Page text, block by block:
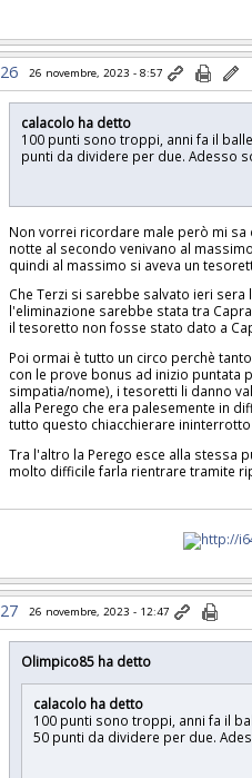
26 26 novembre, 2023 - 8:57
calacolo ha detto
100 punti sono troppi, anni fa il
punti da dividere per due. Adesso
Non vorrei ricordare male però mi
notte al secondo venivano al
quindi al massimo si aveva un
Che Terzi si sarebbe salvato ieri
l'eliminazione sarebbe stata tra
il tesoretto non fosse stato dato a
Poi ormai è tutto un circo perchè
con le prove bonus ad inizio puntata
simpatia/nome), i tesoretti li danno
alla Perego che era palesemente in
tutto questo chiacchierare
Tra l'altro la Perego esce alla stessa
molto difficile farla rientrare tramite
27 26 novembre, 2023 - 12:47
Olimpico85 ha detto
calacolo ha detto
100 punti sono troppi, anni fa il
50 punti da dividere per due.